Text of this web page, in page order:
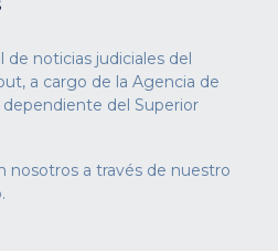
de noticias judiciales del
a cargo de la Agencia de
del Superior
nosotros a través de nuestro
.